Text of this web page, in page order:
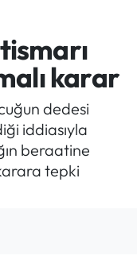
karar
dedesi
iddiasıyla
beraatine
tepki